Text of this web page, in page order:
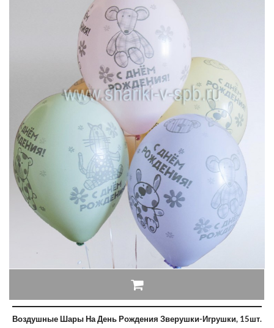
Воздушные Шары На День Рождения Зверушки-Игрушки, 15шт.